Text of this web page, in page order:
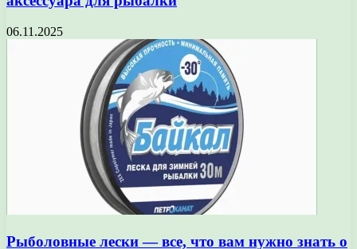
06.11.2025
Рыболовные лески — все, что вам нужно знать о